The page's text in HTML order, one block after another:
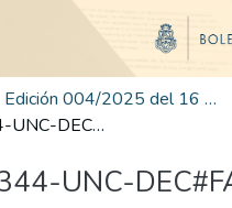
Edición 004/2025 del 16 de junio de 2025
RD-2025-344-UNC-DEC#FA
UNC-